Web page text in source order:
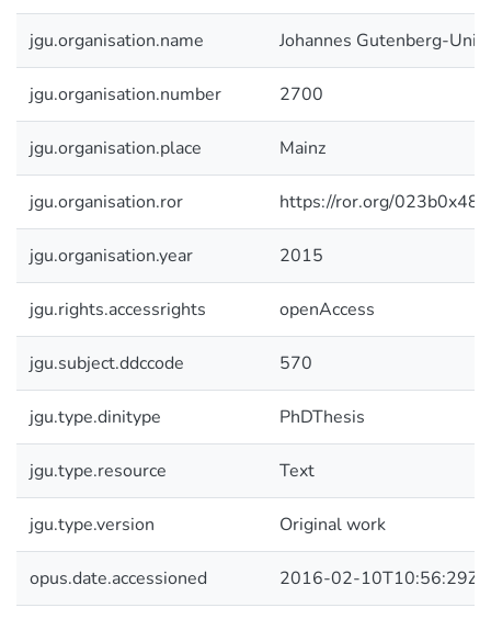
jgu.organisation.name Johannes Gutenberg-
jgu.organisation.number 2700
jgu.organisation.place Mainz
jgu.organisation.ror https://ror.org/023b0x485
jgu.organisation.year 2015
jgu.rights.accessrights openAccess
jgu.subject.ddccode 570
jgu.type.dinitype PhDThesis
jgu.type.resource Text
jgu.type.version Original work
opus.date.accessioned 2016-02-10T10:56:29Z